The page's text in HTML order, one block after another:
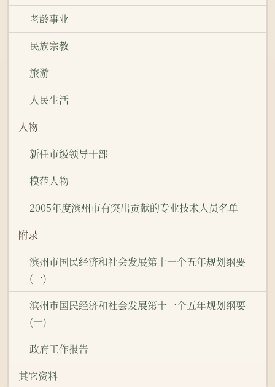
老龄事业
民族宗教
旅游
人民生活
人物
新任市级领导干部
模范人物
2005年度滨州市有突出贡献的专业技术人员名单
附录
滨州市国民经济和社会发展第十一个五年规划纲要
(一)
滨州市国民经济和社会发展第十一个五年规划纲要
(一)
政府工作报告
其它资料